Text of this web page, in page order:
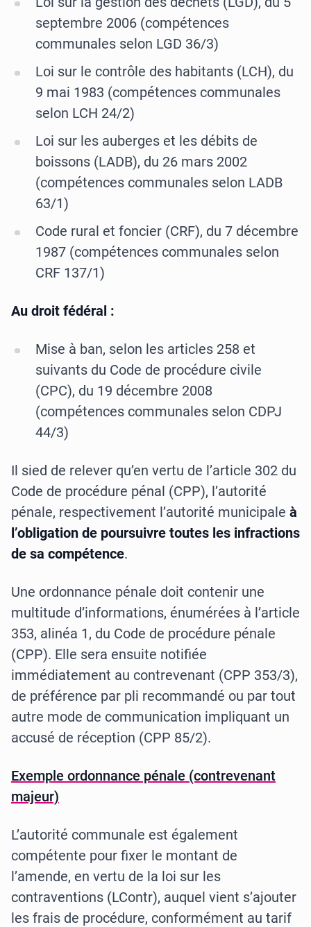
septembre 2006 (compétences
communales selon LGD 36/3)
Loi sur le contrôle des habitants (LCH), du
9 mai 1983 (compétences communales
selon LCH 24/2)
Loi sur les auberges et les débits de
boissons (LADB), du 26 mars 2002
(compétences communales selon LADB
63/1)
Code rural et foncier (CRF), du 7 décembre
1987 (compétences communales selon
CRF 137/1)
Au droit fédéral :
Mise à ban, selon les articles 258 et
suivants du Code de procédure civile
(CPC), du 19 décembre 2008
(compétences communales selon CDPJ
44/3)
Il sied de relever qu’en vertu de l’article 302 du
Code de procédure pénal (CPP), l’autorité
pénale, respectivement l’autorité municipale à
l’obligation de poursuivre toutes les infractions
de sa compétence.
Une ordonnance pénale doit contenir une
multitude d’informations, énumérées à l’article
353, alinéa 1, du Code de procédure pénale
(CPP). Elle sera ensuite notifiée
immédiatement au contrevenant (CPP 353/3),
de préférence par pli recommandé ou par tout
autre mode de communication impliquant un
accusé de réception (CPP 85/2).
Exemple ordonnance pénale (contrevenant
majeur)
L’autorité communale est également
compétente pour fixer le montant de
l’amende, en vertu de la loi sur les
contraventions (LContr), auquel vient s’ajouter
les frais de procédure, conformément au tarif